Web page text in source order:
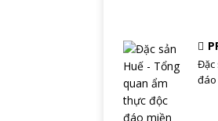
Đặc
đáo